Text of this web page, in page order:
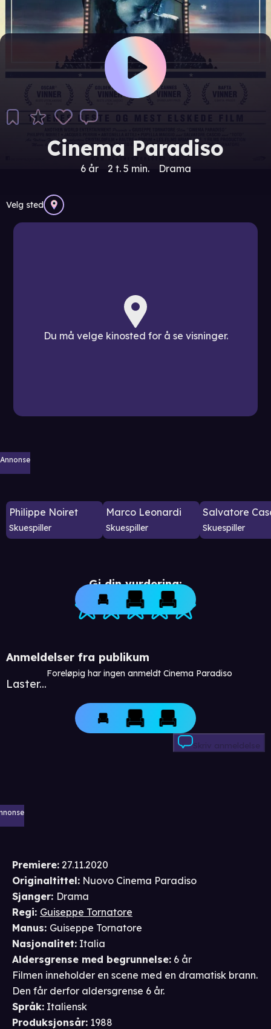
Cinema Paradiso
6 år 2 t. 5 min. Drama
Velg sted
Du må velge kinosted for å se visninger.
Annonse
Philippe Noiret
Skuespiller
Marco Leonardi
Skuespiller
Salvatore
Skuespiller
Gi din vurdering:
Anmeldelser fra publikum
Laster...
Foreløpig har ingen anmeldt Cinema Paradiso
Skriv anmeldelse
Premiere: 27.11.2020
Originaltittel: Nuovo Cinema Paradiso
Sjanger: Drama
Regi: Guiseppe Tornatore
Manus: Guiseppe Tornatore
Nasjonalitet: Italia
Aldersgrense med begrunnelse: 6 år
Filmen inneholder en scene med en dramatisk brann.
Den får derfor aldersgrense 6 år.
Språk: Italiensk
Produksjonsår: 1988